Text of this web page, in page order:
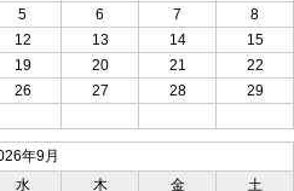
5 6 7
8
12 13 14
15
19 20 21
22
26 27 28
29
年9月
水 木 金
土